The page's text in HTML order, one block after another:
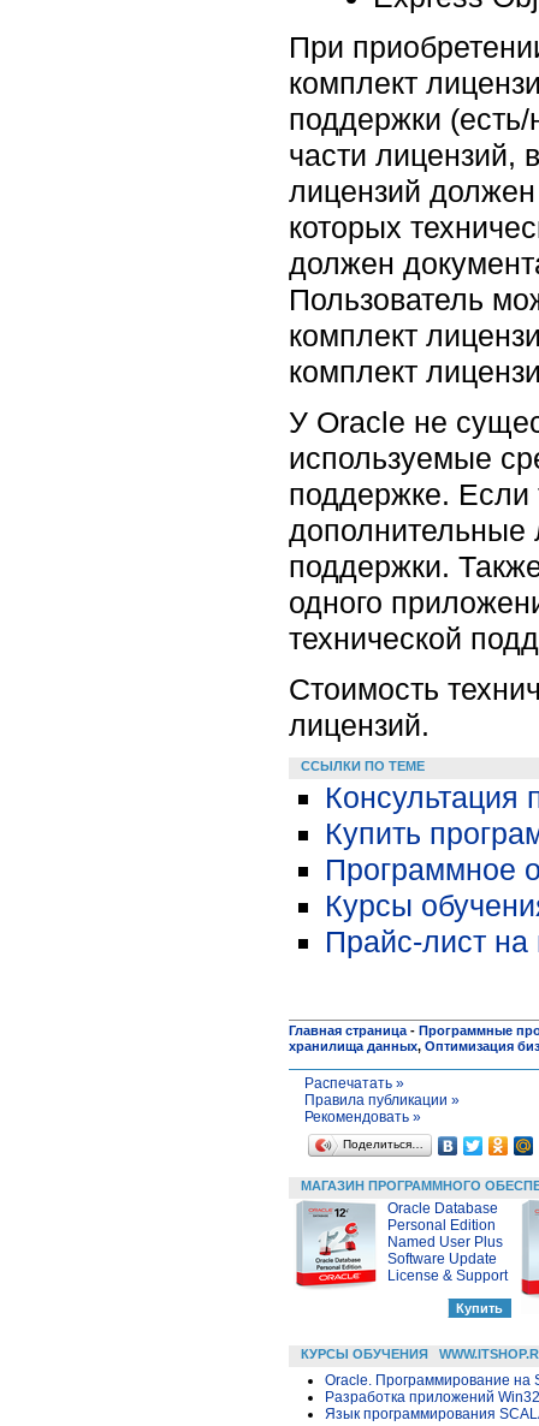
При
комплект
поддержки
части лицензий,
лицензий
которых
должен
Пользователь
комплект
комплект
У Oracle не
используемые
поддержке. Если
дополнительные
поддержки.
одного
технической
Стоимость
лицензий.
ССЫЛКИ ПО ТЕМЕ
Консультация
Купить
Программное
Курсы
Прайс-лист
Главная страница - Программные
хранилища данных, Оптимизация
Распечатать »
Правила публикации »
Рекомендовать »
Поделиться…
МАГАЗИН ПРОГРАММНОГО
Oracle Database
Personal Edition
Named User Plus
Software Update
License & Support
КУРСЫ ОБУЧЕНИЯ
Oracle. Программирование на
Разработка приложений
Язык программирования